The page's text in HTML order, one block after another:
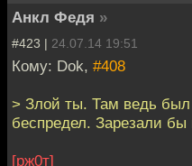
Анкл Федя »
#423 | 24.07.14 19:51
Кому: Dok, #408
> Злой ты. Там ведь
беспредел. Зарезали
[рж0т]